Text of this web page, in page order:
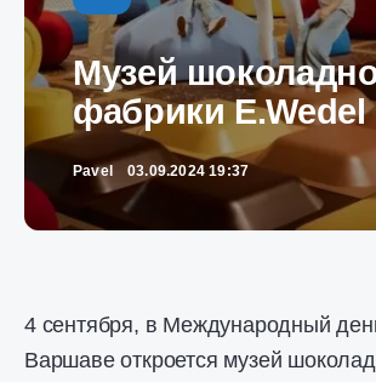
Музей
фабрики E.Wedel
Pavel 03.09.2024 19:37
4 сентября, в Международный
Варшаве откроется музей